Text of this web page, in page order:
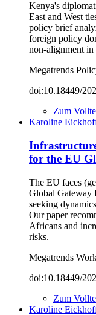
Kenya's
East and West
policy brief
foreign policy
non-alignment
Megatrends
doi:10.18449/
Zum
Karoline
for the EU
The EU faces
Global Gateway
seeking
Our paper
Africans and
risks.
Megatrends
doi:10.18449/
Zum
Karoline